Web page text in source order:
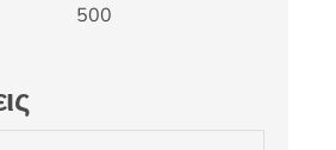
500